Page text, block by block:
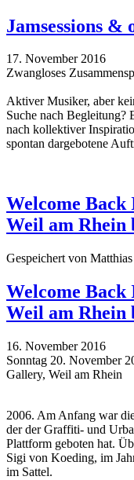
Jamsessions
17. November 2016
Zwangloses
Aktiver Musiker, aber
Suche nach Begleitung?
nach kollektiver
spontan dargebotene
Welcome
Weil am Rhein
Gespeichert von
Welcome
Weil am Rhein
16. November 2016
Sonntag 20. November
Gallery, Weil am Rhein
2006. Am Anfang war
der der Graffiti- und
Plattform geboten hat.
Sigi von Koeding, im
im Sattel.